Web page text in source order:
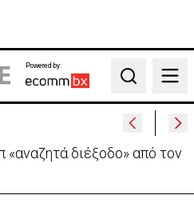
Powered by:
Search
διέξοδο» από τον